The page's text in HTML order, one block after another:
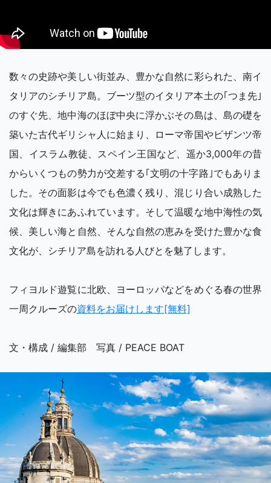
数々の史跡や美しい街並み、豊かな自然に彩られた、南イ
タリアのシチリア島。ブーツ型のイタリア本土の｢つま先｣
のすぐ先、地中海のほぼ中央に浮かぶその島は、島の礎を
築いた古代ギリシャ人に始まり、ローマ帝国やビザンツ帝
国、イスラム教徒、スペイン王国など、遥か3,000年の昔
からいくつもの勢力が交差する｢文明の十字路｣でもありま
した。その面影は今でも色濃く残り、混じり合い成熟した
文化は輝きにあふれています。そして温暖な地中海性の気
候、美しい海と自然、そんな自然の恵みを受けた豊かな食
文化が、シチリア島を訪れる人びとを魅了します。
フィヨルド遊覧に北欧、ヨーロッパなどをめぐる春の世界
一周クルーズの資料をお届けします[無料]
文・構成 / 編集部 写真 / PEACE BOAT